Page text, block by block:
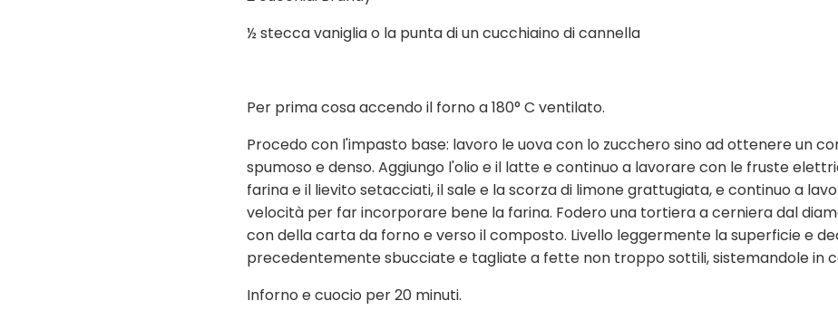
½ stecca vaniglia o la punta di un cucchiaino di cannella
Per prima cosa accendo il forno a 180° C ventilato.
Procedo con l'impasto base: lavoro le uova con lo zucchero sino ad ottenere un
spumoso e denso. Aggiungo l'olio e il latte e continuo a lavorare con le fruste
farina e il lievito setacciati, il sale e la scorza di limone grattugiata, e continuo a
velocità per far incorporare bene la farina. Fodero una tortiera a cerniera dal
con della carta da forno e verso il composto. Livello leggermente la superficie e
precedentemente sbucciate e tagliate a fette non troppo sottili, sistemandole in
Inforno e cuocio per 20 minuti.